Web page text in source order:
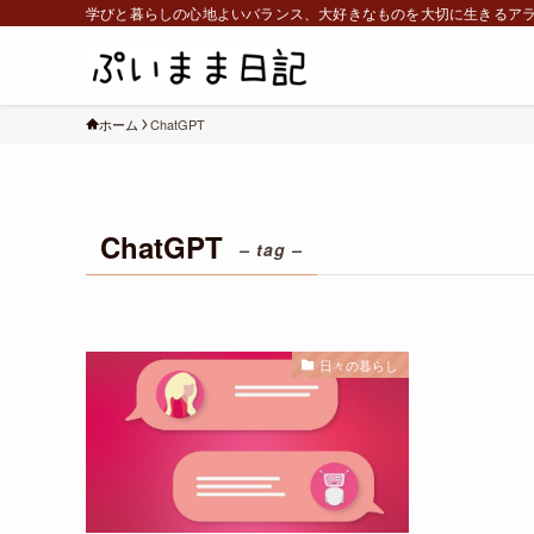
学びと暮らしの心地よいバランス、大好きなものを大切に生きるア
ホーム ChatGPT
ChatGPT – tag –
日々の暮らし